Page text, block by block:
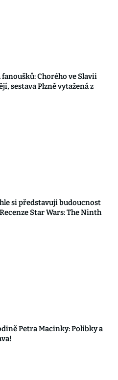
Chorého ve Slavii
sestava Plzně vytažená z
si představuji budoucnost
Star Wars: The Ninth
Petra Macinky: Polibky a